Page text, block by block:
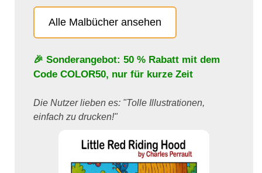
Alle Malbücher ansehen
🎉 Sonderangebot: 50 % Rabatt mit dem
Code COLOR50, nur für kurze Zeit
Die Nutzer lieben es: "Tolle Illustrationen,
einfach zu drucken!"